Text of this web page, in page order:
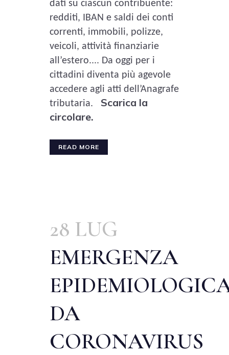
dati su ciascun contribuente:
redditi, IBAN e saldi dei conti
correnti, immobili, polizze,
veicoli, attività finanziarie
all’estero.... Da oggi per i
cittadini diventa più agevole
accedere agli atti dell’Anagrafe
tributaria.
Scarica la
circolare.
READ MORE
28 LUG
EMERGENZA
DA
CORONAVIRUS